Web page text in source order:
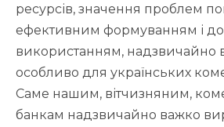
ресурсів, значення проблем
ефективним формуванням і
використанням, надзвичайно
особливо для українських
Саме нашим, вітчизняним,
банкам надзвичайно важко